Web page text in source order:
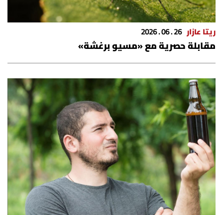
فيديو
من نحن
للتواصل معنا
شروط الاستخدام
شروط الإشتراك
Digital solutions by
ريتا عازار 26 . 06 . 2026
مقابلة حصرية مع «مسيو برغشة»